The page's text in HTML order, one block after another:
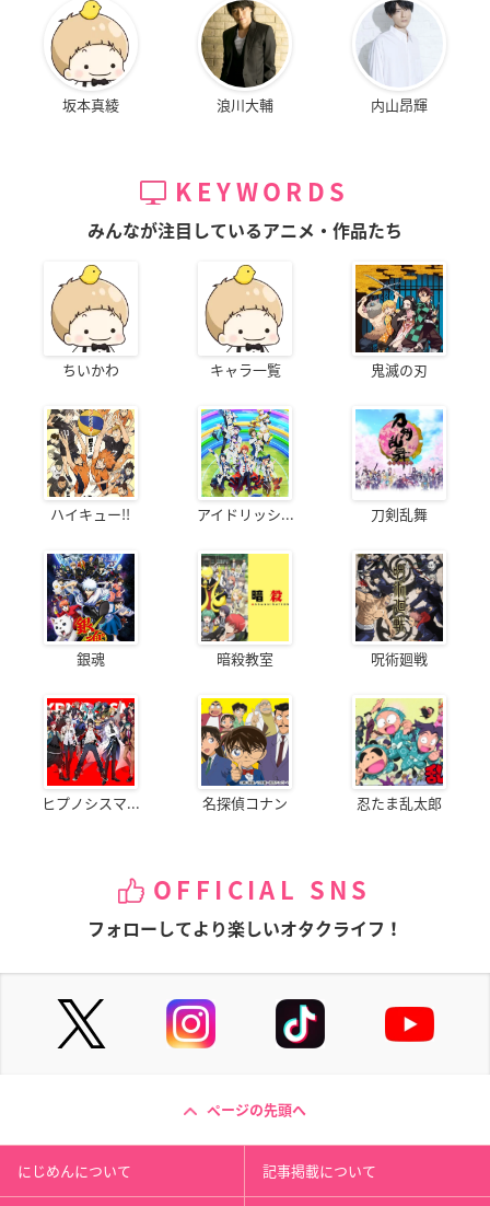
坂本真綾 浪川大輔 内山昂輝
KEYWORDS
みんなが注目しているアニメ・作品たち
ちいかわ キャラ一覧 鬼滅の刃
ハイキュー!! アイドリッシ... 刀剣乱舞
銀魂 暗殺教室 呪術廻戦
ヒプノシスマ... 名探偵コナン 忍たま乱太郎
OFFICIAL SNS
フォローしてより楽しいオタクライフ！
ページの先頭へ
にじめんについて 記事掲載について